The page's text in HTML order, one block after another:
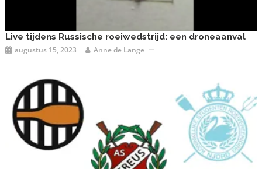
Live tijdens Russische roeiwedstrijd: een droneaanval
augustus 15, 2023 Anne de Lange